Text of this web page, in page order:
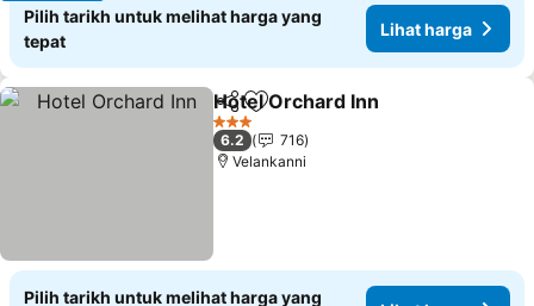
Pilih tarikh untuk melihat harga yang
tepat
Lihat harga
KongsiTambah ke favorit
Hotel Orchard Inn
3 Bintang
6.2
716
Velankanni
Pilih tarikh untuk melihat harga yang